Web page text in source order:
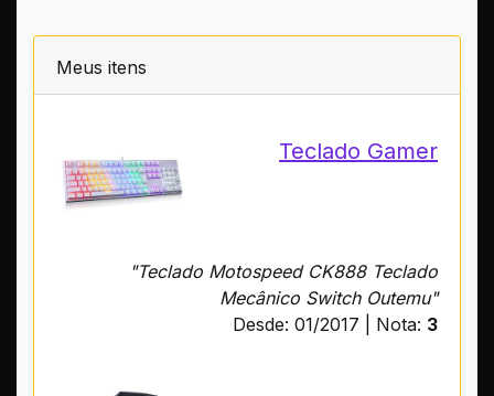
Meus itens
Teclado Gamer
"Teclado Motospeed CK888 Teclado
Mecânico Switch Outemu"
Desde: 01/2017 | Nota: 3